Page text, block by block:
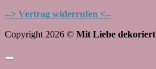
--> Vertrag widerrufen <--
Copyright 2026 © Mit Liebe dekoriert